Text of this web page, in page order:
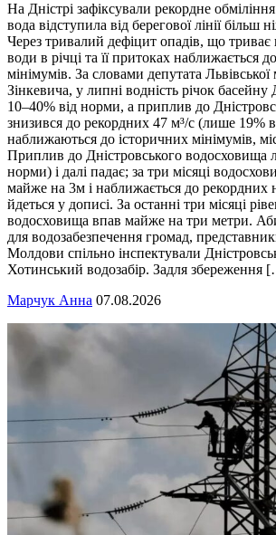
На Дністрі зафіксували рекордне
вода відступила від берегової лінії більш
Через тривалий дефіцит опадів, що триває
води в річці та її притоках наближається
мінімумів. За словами депутата Львівської
Зінкевича, у липні водність річок басейну
10–40% від норми, а приплив до
знизився до рекордних 47 м³/с (лише 19%
наближаються до історичних мінімумів,
Приплив до Дністровського водосховища
норми) і далі падає; за три місяці
майже на 3м і наближається до рекордних
йдеться у дописі. За останні три місяці
водосховища впав майже на три метри.
для водозабезпечення громад,
Молдови спільно інспектували
Хотинський водозабір. Задля збереження
Марчук Анна 07.08.2026